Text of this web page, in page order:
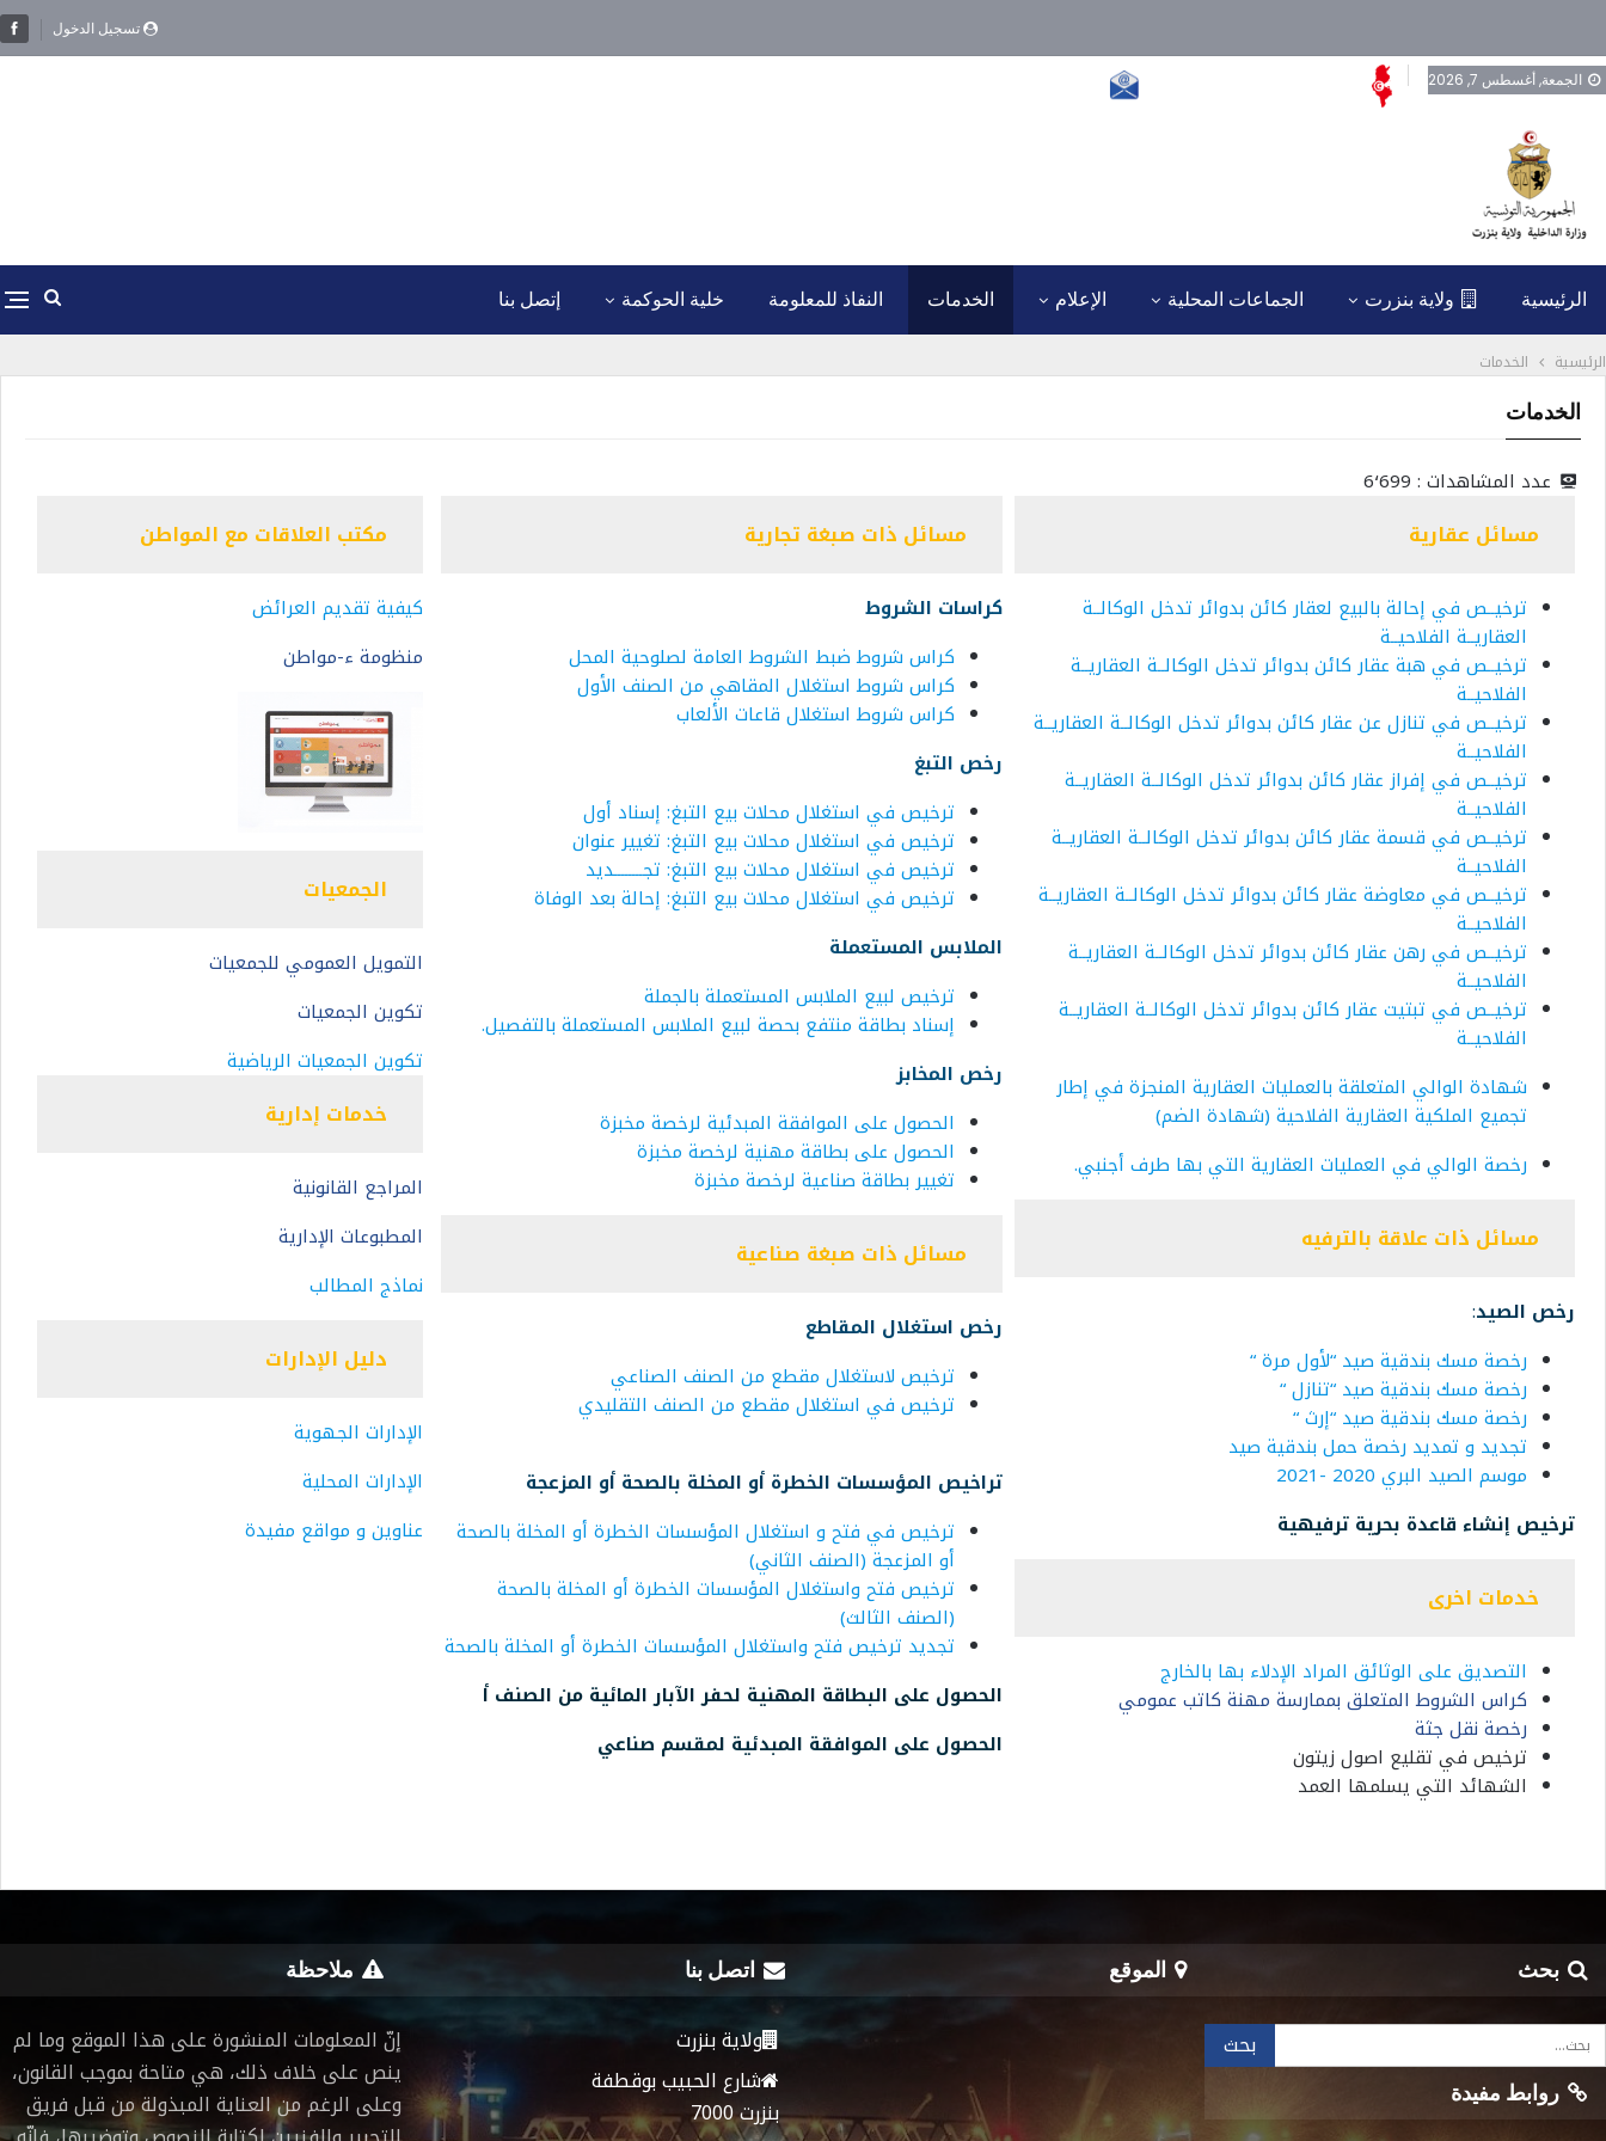
تسجيل الدخول
الجمعة, أغسطس 7, 2026
الرئيسية ولاية بنزرت الجماعات المحلية الإعلام الخدمات النفاذ للمعلومة خلية الحوكمة إتصل بنا
الرئيسية الخدمات
الخدمات
عدد المشاهدات : 6٬699
مسائل عقارية
ترخيــص في إحالة بالبيع لعقار كائن بدوائر تدخل الوكالــة
العقاريــة الفلاحيــة
ترخيــص في هبة عقار كائن بدوائر تدخل الوكالــة العقاريــة
الفلاحيــة
ترخيــص في تنازل عن عقار كائن بدوائر تدخل الوكالــة العقاريــة
الفلاحيــة
ترخيــص في إفراز عقار كائن بدوائر تدخل الوكالــة العقاريــة
الفلاحيــة
ترخيــص في قسمة عقار كائن بدوائر تدخل الوكالــة العقاريــة
الفلاحيــة
ترخيــص في معاوضة عقار كائن بدوائر تدخل الوكالــة العقاريــة
الفلاحيــة
ترخيــص في رهن عقار كائن بدوائر تدخل الوكالــة العقاريــة
الفلاحيــة
ترخيــص في تبتيت عقار كائن بدوائر تدخل الوكالــة العقاريــة
الفلاحيــة
شهادة الوالي المتعلقة بالعمليات العقارية المنجزة في إطار
تجميع الملكية العقارية الفلاحية (شهادة الضم)
رخصة الوالي في العمليات العقارية التي بها طرف أجنبي.
مسائل ذات علاقة بالترفيه
رخص الصيد:
رخصة مسك بندقية صيد “لأول مرة “
رخصة مسك بندقية صيد “تنازل “
رخصة مسك بندقية صيد “إرث “
تجديد و تمديد رخصة حمل بندقية صيد
موسم الصيد البري 2020 -2021
ترخيص إنشاء قاعدة بحرية ترفيهية
خدمات اخرى
التصديق على الوثائق المراد الإدلاء بها بالخارج
كراس الشروط المتعلق بممارسة مهنة كاتب عمومي
رخصة نقل جثة
ترخيص في تقليع اصول زيتون
الشهائد التي يسلمها العمد
مسائل ذات صبغة تجارية
كراسات الشروط
كراس شروط ضبط الشروط العامة لصلوحية المحل
كراس شروط استغلال المقاهي من الصنف الأول
كراس شروط استغلال قاعات الألعاب
رخص التبغ
ترخيص في استغلال محلات بيع التبغ: إسناد أول
ترخيص في استغلال محلات بيع التبغ: تغيير عنوان
ترخيص في استغلال محلات بيع التبغ: تجــــــــديد
ترخيص في استغلال محلات بيع التبغ: إحالة بعد الوفاة
الملابس المستعملة
ترخيص لبيع الملابس المستعملة بالجملة
إسناد بطاقة منتفع بحصة لبيع الملابس المستعملة بالتفصيل.
رخص المخابز
الحصول على الموافقة المبدئية لرخصة مخبزة
الحصول على بطاقة مهنية لرخصة مخبزة
تغيير بطاقة صناعية لرخصة مخبزة
مسائل ذات صبغة صناعية
رخص استغلال المقاطع
ترخيص لاستغلال مقطع من الصنف الصناعي
ترخيص في استغلال مقطع من الصنف التقليدي
تراخيص المؤسسات الخطرة أو المخلة بالصحة أو المزعجة
ترخيص في فتح و استغلال المؤسسات الخطرة أو المخلة بالصحة
أو المزعجة (الصنف الثاني)
ترخيص فتح واستغلال المؤسسات الخطرة أو المخلة بالصحة
(الصنف الثالث)
تجديد ترخيص فتح واستغلال المؤسسات الخطرة أو المخلة بالصحة
الحصول على البطاقة المهنية لحفر الآبار المائية من الصنف أ
الحصول على الموافقة المبدئية لمقسم صناعي
مكتب العلاقات مع المواطن
كيفية تقديم العرائض
منظومة ء-مواطن
الجمعيات
التمويل العمومي للجمعيات
تكوين الجمعيات
تكوين الجمعيات الرياضية
خدمات إدارية
المراجع القانونية
المطبوعات الإدارية
نماذج المطالب
دليل الإدارات
الإدارات الجهوية
الإدارات المحلية
عناوين و مواقع مفيدة
بحث
روابط مفيدة
الموقع اتصل بنا
ولاية بنزرت
شارع الحبيب بوقطفة
بنزرت 7000
ملاحظة
إنّ المعلومات المنشورة على هذا الموقع وما لم
ينص على خلاف ذلك، هي متاحة بموجب القانون،
وعلى الرغم من العناية المبذولة من قبل فريق